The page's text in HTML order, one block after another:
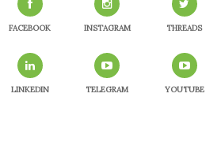
FACEBOOK INSTAGRAM THREADS
LINKEDIN TELEGRAM YOUTUBE